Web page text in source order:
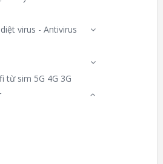
virus - Antivirus
từ sim 5G 4G 3G